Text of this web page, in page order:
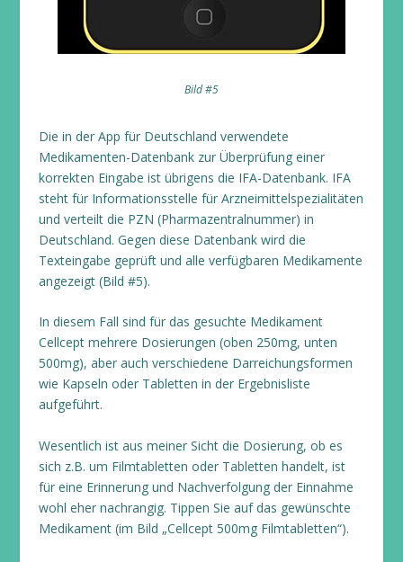
Bild #5
Die in der App für Deutschland verwendete
Medikamenten-Datenbank zur Überprüfung einer
korrekten Eingabe ist übrigens die IFA-Datenbank. IFA
steht für Informationsstelle für Arzneimittelspezialitäten
und verteilt die PZN (Pharmazentralnummer) in
Deutschland. Gegen diese Datenbank wird die
Texteingabe geprüft und alle verfügbaren Medikamente
angezeigt (Bild #5).
In diesem Fall sind für das gesuchte Medikament
Cellcept mehrere Dosierungen (oben 250mg, unten
500mg), aber auch verschiedene Darreichungsformen
wie Kapseln oder Tabletten in der Ergebnisliste
aufgeführt.
Wesentlich ist aus meiner Sicht die Dosierung, ob es
sich z.B. um Filmtabletten oder Tabletten handelt, ist
für eine Erinnerung und Nachverfolgung der Einnahme
wohl eher nachrangig. Tippen Sie auf das gewünschte
Medikament (im Bild „Cellcept 500mg Filmtabletten“).